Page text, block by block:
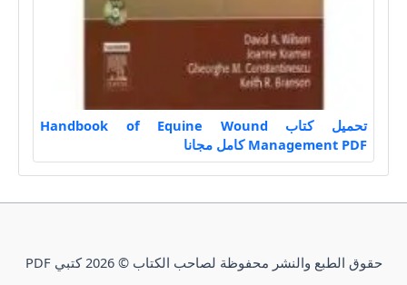
تحميل كتاب Handbook of Equine Wound
Management PDF كامل مجانا
حقوق الطبع والنشر محفوظة لصاحب الكتاب © 2026 كتبي PDF